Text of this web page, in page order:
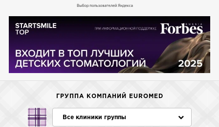
ГРУППА КОМПАНИЙ EUROMED
Все клиники группы